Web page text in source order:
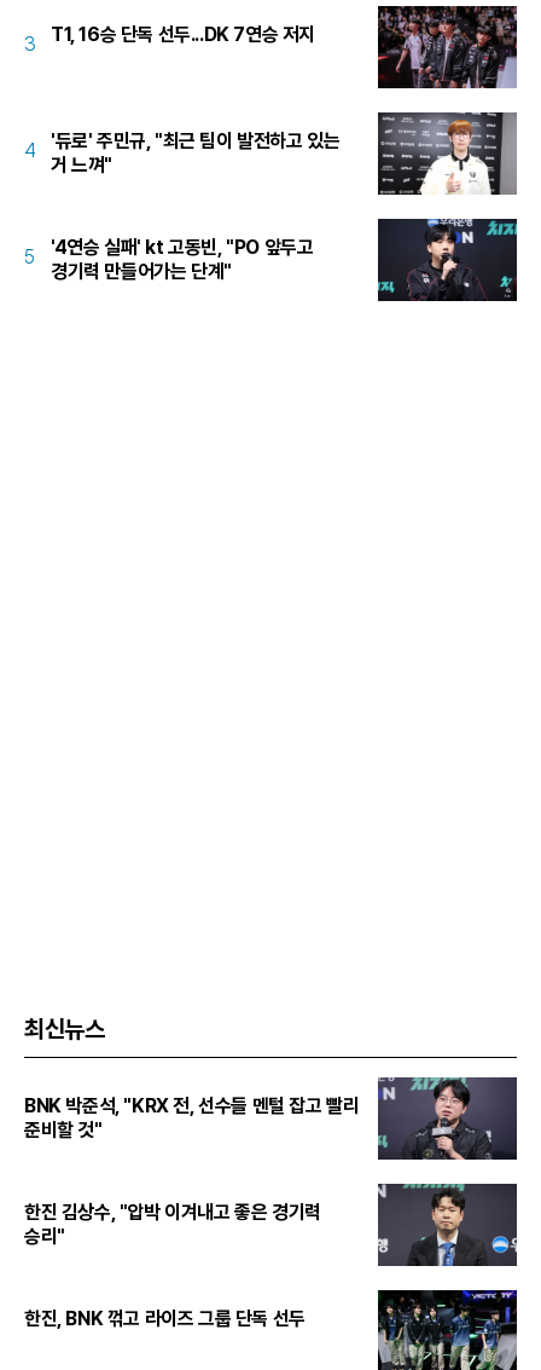
3 T1, 16승 단독 선두...DK 7연승 저지
4
'듀로' 주민규, "최근 팀이 발전하고 있는
거 느껴"
5
'4연승 실패' kt 고동빈, "PO 앞두고
경기력 만들어가는 단계"
최신뉴스
BNK 박준석, "KRX 전, 선수들 멘털 잡고 빨리
준비할 것"
한진 김상수, "압박 이겨내고 좋은 경기력
승리"
한진, BNK 꺾고 라이즈 그룹 단독 선두